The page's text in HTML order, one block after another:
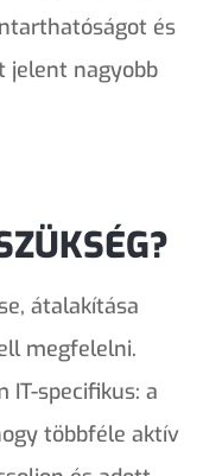
és
jelent nagyobb
átalakítása
megfelelni.
IT-specifikus: a
többféle aktív